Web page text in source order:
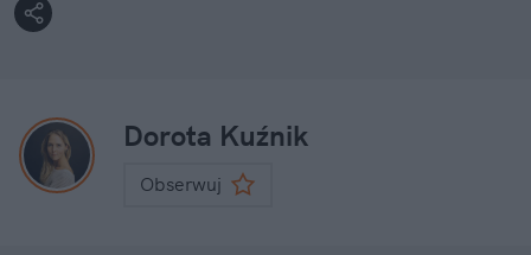
Dorota Kuźnik
Obserwuj